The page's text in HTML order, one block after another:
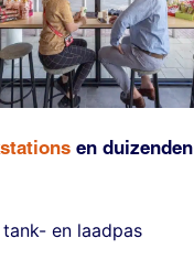
en duizenden
en laadpas